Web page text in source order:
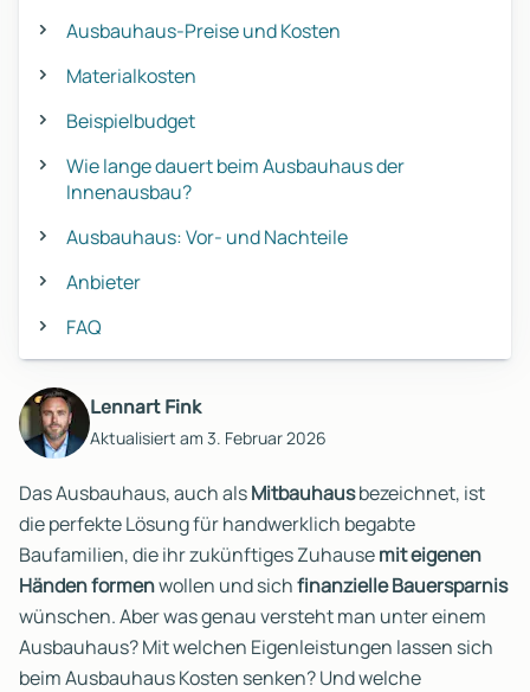
Ausbauhaus-Preise und Kosten
Materialkosten
Beispielbudget
Wie lange dauert beim Ausbauhaus der
Innenausbau?
Ausbauhaus: Vor- und Nachteile
Anbieter
FAQ
Lennart Fink
Aktualisiert am 3. Februar 2026
Das Ausbauhaus, auch alsMitbauhausbezeichnet, ist
die perfekte Lösung für handwerklich begabte
Baufamilien, die ihr zukünftiges Zuhausemit eigenen
Händen formenwollen und sichfinanzielle Bauersparnis
wünschen. Aber was genau versteht man unter einem
Ausbauhaus? Mit welchen Eigenleistungen lassen sich
beim Ausbauhaus Kosten senken? Und welche